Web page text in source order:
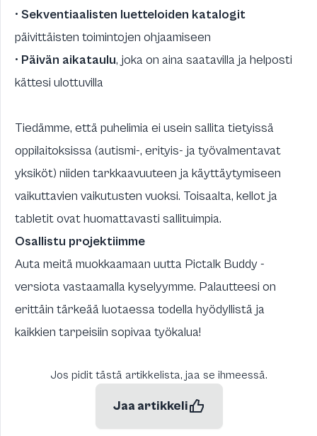
• Sekventiaalisten luetteloiden katalogit
päivittäisten toimintojen ohjaamiseen
• Päivän aikataulu, joka on aina saatavilla ja helposti
kättesi ulottuvilla
Tiedämme, että puhelimia ei usein sallita tietyissä
oppilaitoksissa (autismi-, erityis- ja työvalmentavat
yksiköt) niiden tarkkaavuuteen ja käyttäytymiseen
vaikuttavien vaikutusten vuoksi. Toisaalta, kellot ja
tabletit ovat huomattavasti sallituimpia.
Osallistu projektiimme
Auta meitä muokkaamaan uutta Pictalk Buddy -
versiota vastaamallakyselyymme. Palautteesi on
erittäin tärkeää luotaessa todella hyödyllistä ja
kaikkien tarpeisiin sopivaa työkalua!
Jos pidit tästä artikkelista, jaa se ihmeessä.
Jaa artikkeli